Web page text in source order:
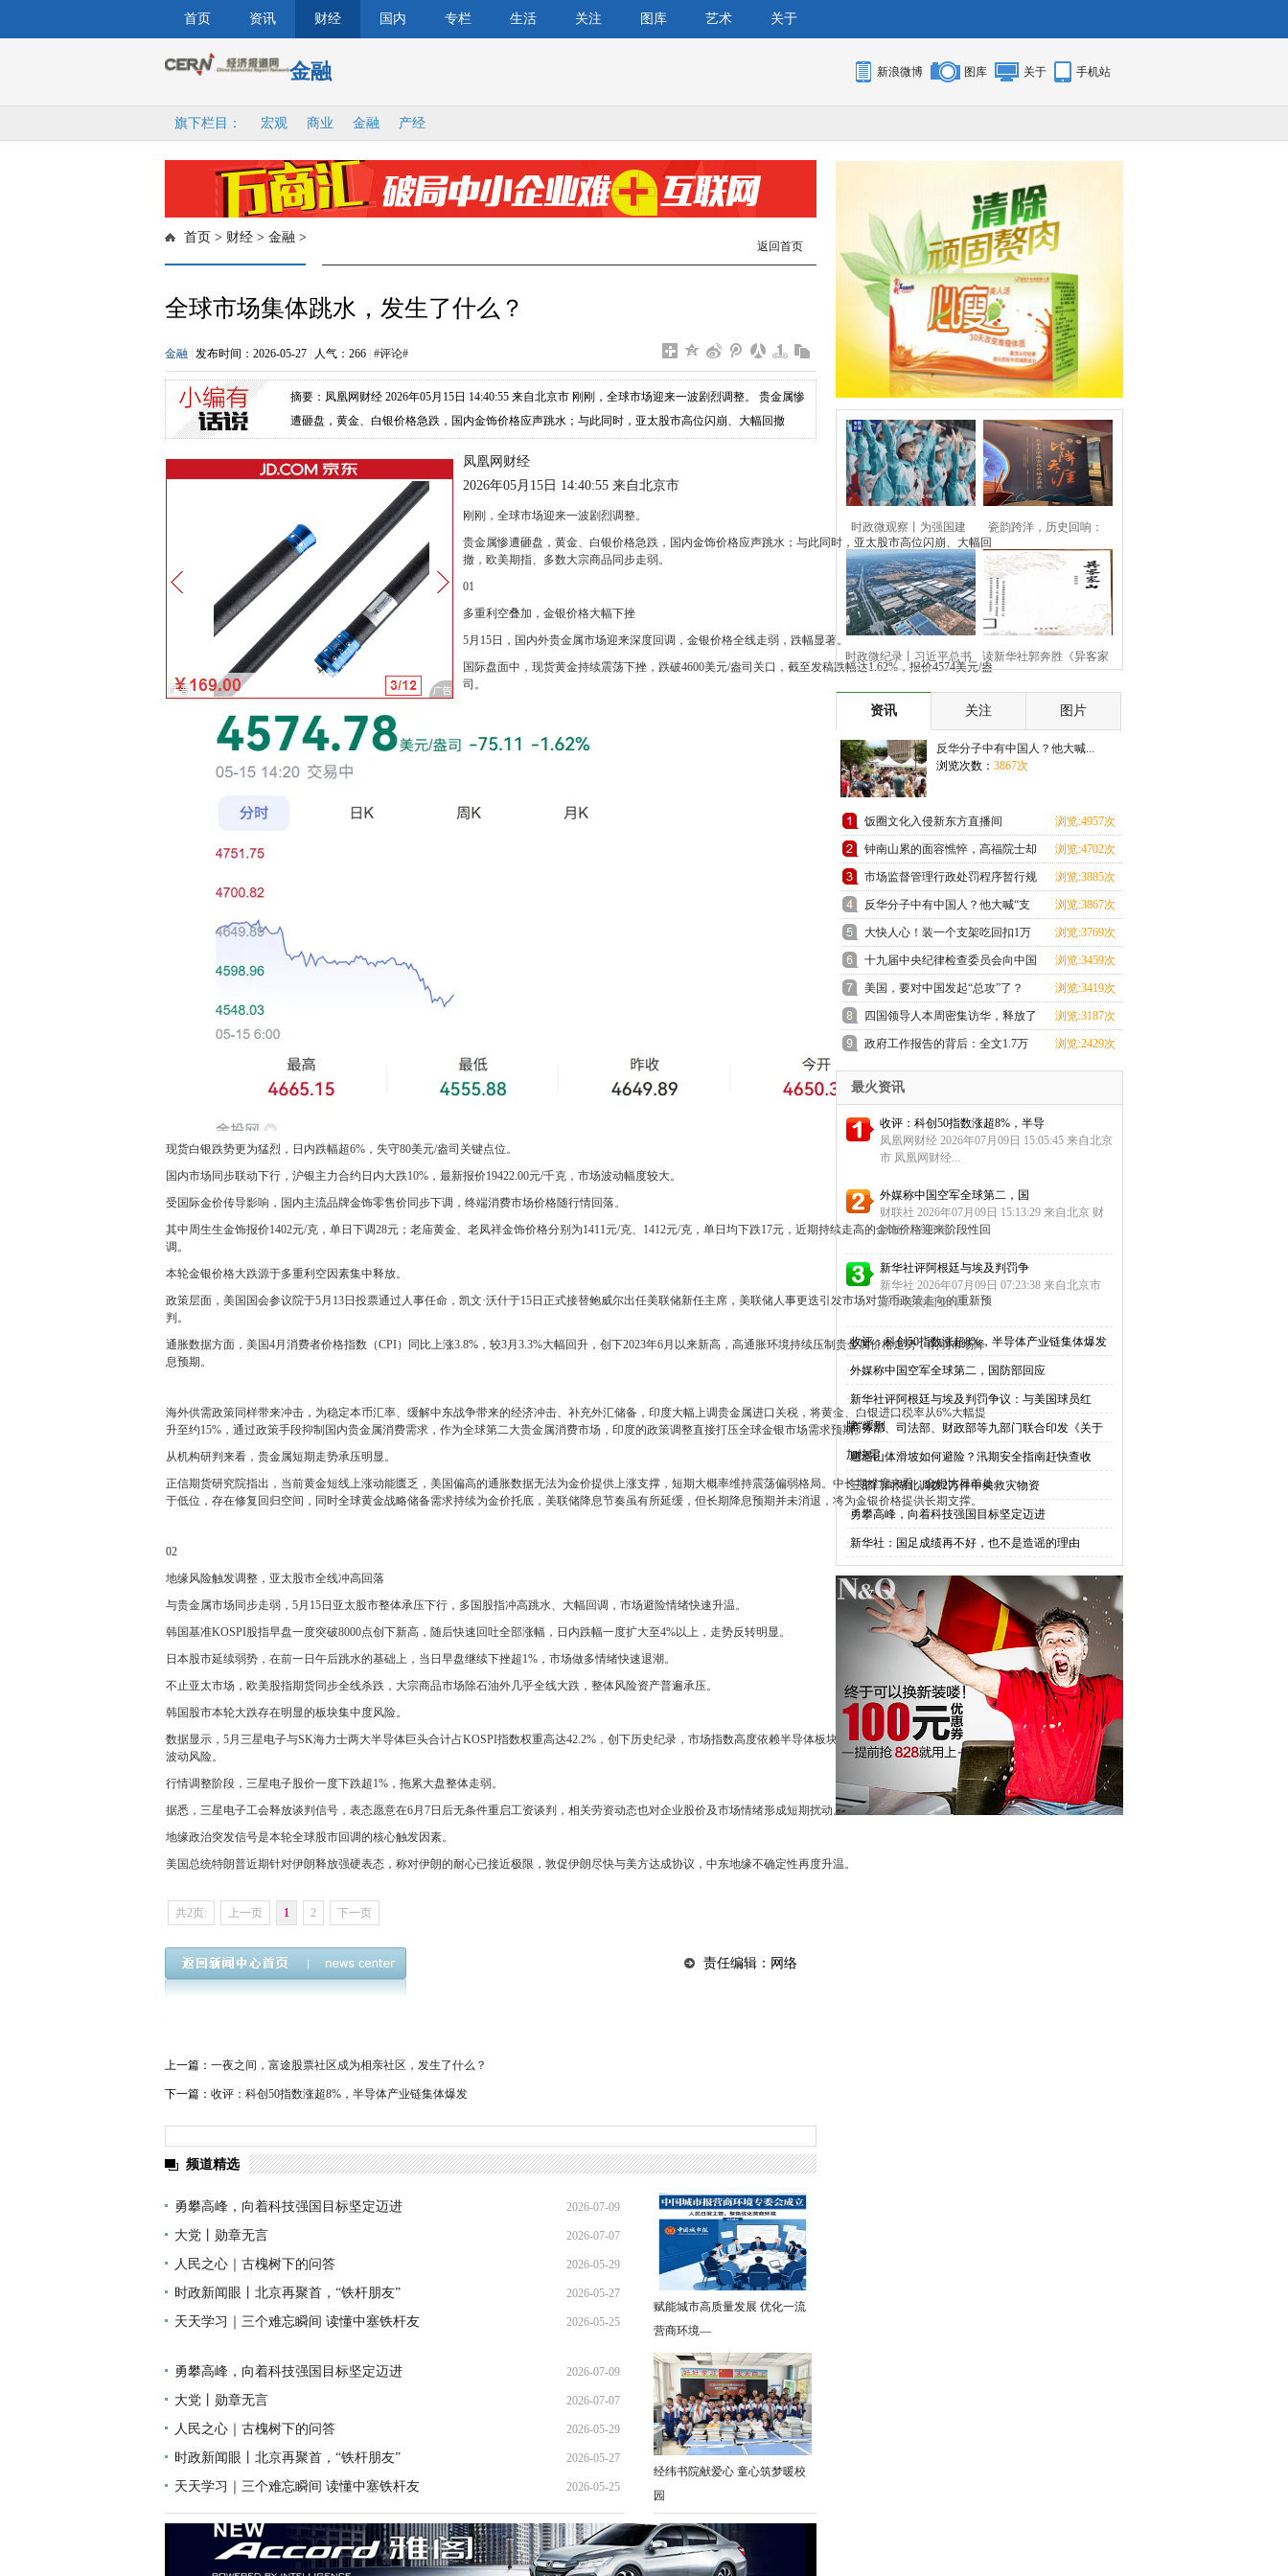
首页 资讯 财经 国内 专栏 生活 关注 图库 艺术 关于
金融 新浪微博 图库 关于 手机站
旗下栏目： 宏观 商业 金融 产经
首页 > 财经 > 金融 >
返回首页
全球市场集体跳水，发生了什么？
金融 发布时间：2026-05-27 人气： 266 #评论#
摘要：凤凰网财经 2026年05月15日 14:40:55 来自北京市 刚刚，全球市场迎来一波剧烈调整。 贵金属惨
遭砸盘，黄金、白银价格急跌，国内金饰价格应声跳水；与此同时，亚太股市高位闪崩、大幅回撤
凤凰网财经
2026年05月15日 14:40:55 来自北京市
刚刚，全球市场迎来一波剧烈调整。
贵金属惨遭砸盘，黄金、白银价格急跌，国内金饰价格应声跳水；与此同时，亚太股市高位闪崩、大幅回
撤，欧美期指、多数大宗商品同步走弱。
01
多重利空叠加，金银价格大幅下挫
5月15日，国内外贵金属市场迎来深度回调，金银价格全线走弱，跌幅显著。
国际盘面中，现货黄金持续震荡下挫，跌破4600美元/盎司关口，截至发稿跌幅达1.62%，报价4574美元/盎
司。
现货白银跌势更为猛烈，日内跌幅超6%，失守80美元/盎司关键点位。
国内市场同步联动下行，沪银主力合约日内大跌10%，最新报价19422.00元/千克，市场波动幅度较大。
受国际金价传导影响，国内主流品牌金饰零售价同步下调，终端消费市场价格随行情回落。
其中周生生金饰报价1402元/克，单日下调28元；老庙黄金、老凤祥金饰价格分别为1411元/克、1412元/克，单日均下跌17元，近期持续走高的金饰价格迎来阶段性回
调。
本轮金银价格大跌源于多重利空因素集中释放。
政策层面，美国国会参议院于5月13日投票通过人事任命，凯文·沃什于15日正式接替鲍威尔出任美联储新任主席，美联储人事更迭引发市场对货币政策走向的重新预
判。
通胀数据方面，美国4月消费者价格指数（CPI）同比上涨3.8%，较3月3.3%大幅回升，创下2023年6月以来新高，高通胀环境持续压制贵金属价格走势，削弱市场降
息预期。
海外供需政策同样带来冲击，为稳定本币汇率、缓解中东战争带来的经济冲击、补充外汇储备，印度大幅上调贵金属进口关税，将黄金、白银进口税率从6%大幅提
升至约15%，通过政策手段抑制国内贵金属消费需求，作为全球第二大贵金属消费市场，印度的政策调整直接打压全球金银市场需求预期。
从机构研判来看，贵金属短期走势承压明显。
正信期货研究院指出，当前黄金短线上涨动能匮乏，美国偏高的通胀数据无法为金价提供上涨支撑，短期大概率维持震荡偏弱格局。中长期维度来看，金银比目前处
于低位，存在修复回归空间，同时全球黄金战略储备需求持续为金价托底，美联储降息节奏虽有所延缓，但长期降息预期并未消退，将为金银价格提供长期支撑。
02
地缘风险触发调整，亚太股市全线冲高回落
与贵金属市场同步走弱，5月15日亚太股市整体承压下行，多国股指冲高跳水、大幅回调，市场避险情绪快速升温。
韩国基准KOSPI股指早盘一度突破8000点创下新高，随后快速回吐全部涨幅，日内跌幅一度扩大至4%以上，走势反转明显。
日本股市延续弱势，在前一日午后跳水的基础上，当日早盘继续下挫超1%，市场做多情绪快速退潮。
不止亚太市场，欧美股指期货同步全线杀跌，大宗商品市场除石油外几乎全线大跌，整体风险资产普遍承压。
韩国股市本轮大跌存在明显的板块集中度风险。
数据显示，5月三星电子与SK海力士两大半导体巨头合计占KOSPI指数权重高达42.2%，创下历史纪录，市场指数高度依赖半导体板块，行业集中度过高加剧了市场
波动风险。
行情调整阶段，三星电子股价一度下跌超1%，拖累大盘整体走弱。
据悉，三星电子工会释放谈判信号，表态愿意在6月7日后无条件重启工资谈判，相关劳资动态也对企业股价及市场情绪形成短期扰动。
地缘政治突发信号是本轮全球股市回调的核心触发因素。
美国总统特朗普近期针对伊朗释放强硬表态，称对伊朗的耐心已接近极限，敦促伊朗尽快与美方达成协议，中东地缘不确定性再度升温。
共2页: 上一页 1 2 下一页
责任编辑：网络
上一篇： 一夜之间，富途股票社区成为相亲社区，发生了什么？
下一篇： 收评：科创50指数涨超8%，半导体产业链集体爆发
频道精选
勇攀高峰，向着科技强国目标坚定迈进 2026-07-09
15:41:48
大党丨勋章无言 2026-07-07
09:05:16
人民之心｜古槐树下的问答 2026-05-29
09:12:49
时政新闻眼丨北京再聚首，“铁杆朋友” 2026-05-27
08:52:15
天天学习｜三个难忘瞬间 读懂中塞铁杆友 2026-05-25
勇攀高峰，向着科技强国目标坚定迈进 2026-07-09
15:41:48
大党丨勋章无言 2026-07-07
09:05:16
人民之心｜古槐树下的问答 2026-05-29
09:12:49
时政新闻眼丨北京再聚首，“铁杆朋友” 2026-05-27
08:52:15
天天学习｜三个难忘瞬间 读懂中塞铁杆友 2026-05-25
09:11:17
赋能城市高质量发展 优化一流
营商环境—
经纬书院献爱心 童心筑梦暖校
园
时政微观察丨为强国建
设、民
瓷韵跨洋，历史回响：
“参观
时政微纪录丨习近平总书 读新华社郭奔胜《异客家
资讯 关注 图片
反华分子中有中国人？他大喊...
浏览次数： 3867次
饭圈文化入侵新东方直播间 浏览:4957次
钟南山累的面容憔悴，高福院士却
忙
浏览:4702次
市场监督管理行政处罚程序暂行规
定
浏览:3885次
反华分子中有中国人？他大喊“支
那
浏览:3867次
大快人心！装一个支架吃回扣1万
元的
浏览:3769次
十九届中央纪律检查委员会向中国
共
浏览:3459次
美国，要对中国发起“总攻”了？ 浏览:3419次
四国领导人本周密集访华，释放了
哪
浏览:3187次
政府工作报告的背后：全文1.7万
余字
浏览:2429次
最火资讯
收评：科创50指数涨超8%，半导
凤凰网财经 2026年07月09日 15:05:45 来自北京
市 凤凰网财经...
外媒称中国空军全球第二，国
财联社 2026年07月09日 15:13:29 来自北京 财
联社7月9日电，...
新华社评阿根廷与埃及判罚争
新华社 2026年07月09日 07:23:38 来自北京市
新华社美国亚特...
·收评：科创50指数涨超8%，半导体产业链集体爆发
·外媒称中国空军全球第二，国防部回应
·新华社评阿根廷与埃及判罚争议：与美国球员红
牌“缓刑
·商务部、司法部、财政部等九部门联合印发《关于
加快零
·遭遇山体滑坡如何避险？汛期安全指南赶快查收
·三部门向湖北调拨2万件中央救灾物资
·勇攀高峰，向着科技强国目标坚定迈进
·新华社：国足成绩再不好，也不是造谣的理由